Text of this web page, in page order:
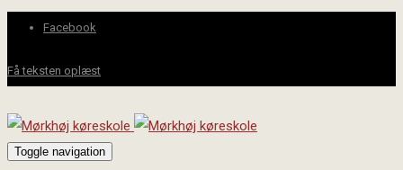
Facebook
Få teksten oplæst
Toggle navigation